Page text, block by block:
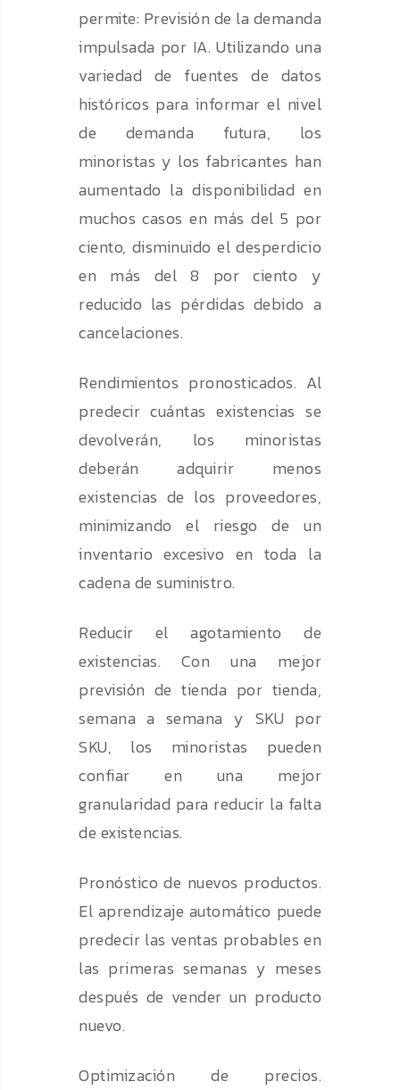
permite: Previsión de la demanda
impulsada por IA. Utilizando una
variedad de fuentes de datos
históricos para informar el nivel
de demanda futura, los
minoristas y los fabricantes han
aumentado la disponibilidad en
muchos casos en más del 5 por
ciento, disminuido el desperdicio
en más del 8 por ciento y
reducido las pérdidas debido a
cancelaciones.
Rendimientos pronosticados. Al
predecir cuántas existencias se
devolverán, los minoristas
deberán adquirir menos
existencias de los proveedores,
minimizando el riesgo de un
inventario excesivo en toda la
cadena de suministro.
Reducir el agotamiento de
existencias. Con una mejor
previsión de tienda por tienda,
semana a semana y SKU por
SKU, los minoristas pueden
confiar en una mejor
granularidad para reducir la falta
de existencias.
Pronóstico de nuevos productos.
El aprendizaje automático puede
predecir las ventas probables en
las primeras semanas y meses
después de vender un producto
nuevo.
Optimización de precios.